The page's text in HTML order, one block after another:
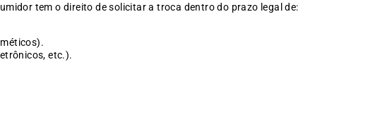
tem o direito de solicitar a troca dentro do prazo legal de:
etc.).